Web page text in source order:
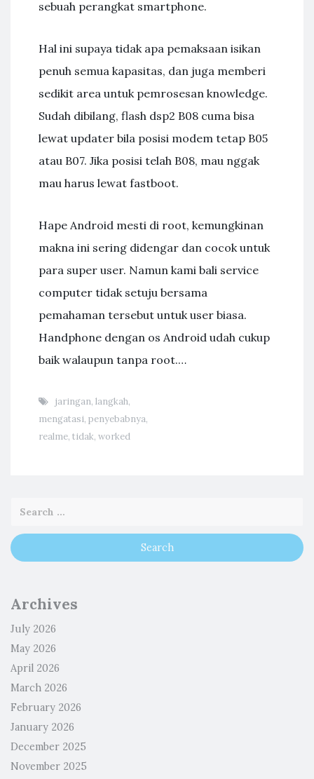
sebuah perangkat smartphone.
Hal ini supaya tidak apa pemaksaan isikan
penuh semua kapasitas, dan juga memberi
sedikit area untuk pemrosesan knowledge.
Sudah dibilang, flash dsp2 B08 cuma bisa
lewat updater bila posisi modem tetap B05
atau B07. Jika posisi telah B08, mau nggak
mau harus lewat fastboot.
Hape Android mesti di root, kemungkinan
makna ini sering didengar dan cocok untuk
para super user. Namun kami bali service
computer tidak setuju bersama
pemahaman tersebut untuk user biasa.
Handphone dengan os Android udah cukup
baik walaupun tanpa root.…
jaringan, langkah,
mengatasi, penyebabnya,
realme, tidak, worked
Archives
July 2026
May 2026
April 2026
March 2026
February 2026
January 2026
December 2025
November 2025